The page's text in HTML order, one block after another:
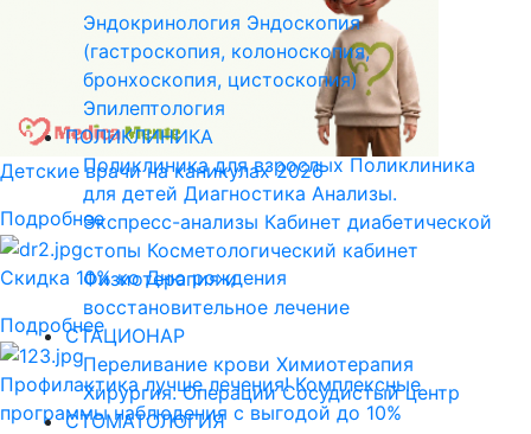
Детские врачи на каникулах 2026
Подробнее
Скидка 10% ко Дню рождения
Подробнее
Профилактика лучше лечения! Комплексные
программы наблюдения с выгодой до 10%
Эндокринология Эндоскопия
(гастроскопия, колоноскопия,
бронхоскопия, цистоскопия)
Эпилептология
ПОЛИКЛИНИКА
Поликлиника для взрослых Поликлиника
для детей Диагностика Анализы.
Экспресс-анализы Кабинет диабетической
стопы Косметологический кабинет
Физиотерапия и
восстановительное лечение
СТАЦИОНАР
Переливание крови Химиотерапия
Хирургия. Операции Сосудистый центр
СТОМАТОЛОГИЯ